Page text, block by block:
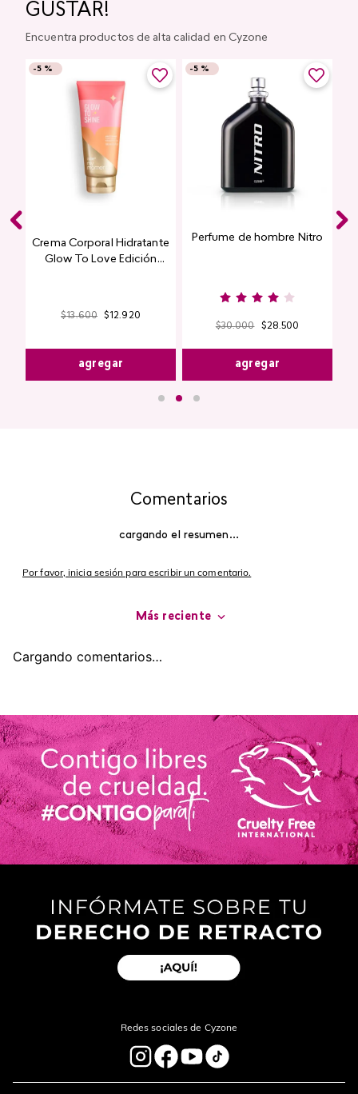
GUSTAR!
Encuentra productos de alta calidad en Cyzone
-5 %
Crema Corporal Hidratante
Glow To Love Edición
$13.600 $12.920
agregar
-5 %
Perfume de hombre Nitro
$30.000 $28.500
agregar
Comentarios
cargando el resumen…
Por favor, inicia sesión para escribir un comentario.
Más reciente
Cargando comentarios…
Redes sociales de Cyzone